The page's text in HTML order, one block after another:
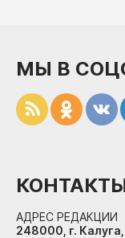
МЫ В
АДРЕС РЕДАКЦИИ
248000, г.